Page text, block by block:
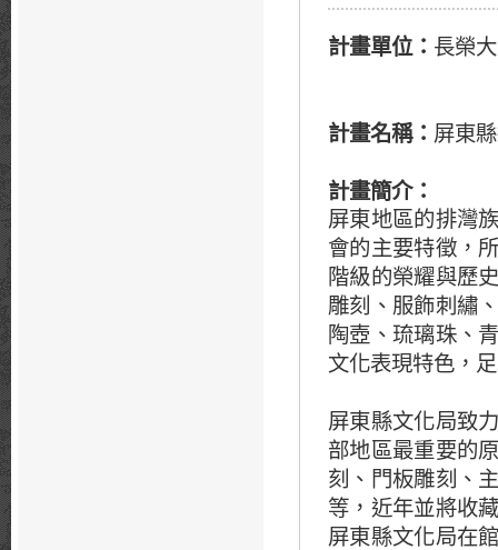
計畫單位： 長榮
計畫名稱： 屏東
計畫簡介：
屏東地區的排灣
會的主要特徵，
階級的榮耀與歷
雕刻、服飾刺繡
陶壺、琉璃珠、
文化表現特色，
屏東縣文化局致
部地區最重要的
刻、門板雕刻、
等，近年並將收
屏東縣文化局在